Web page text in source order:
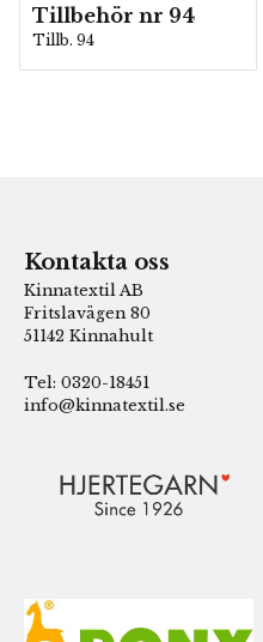
Tillbehör nr 94
Tillb. 94
Kontakta oss
Kinnatextil AB
Fritslavägen 80
51142 Kinnahult
Tel: 0320-18451
info@kinnatextil.se